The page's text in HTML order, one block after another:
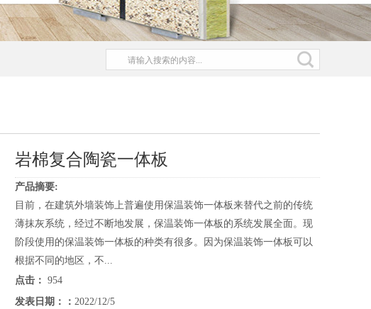
岩棉复合陶瓷一体板
产品摘要:
目前，在建筑外墙装饰上普遍使用保温装饰一体板来替代之前的传统
薄抹灰系统，经过不断地发展，保温装饰一体板的系统发展全面。现
阶段使用的保温装饰一体板的种类有很多。因为保温装饰一体板可以
根据不同的地区，不...
点击： 954
发表日期：： 2022/12/5